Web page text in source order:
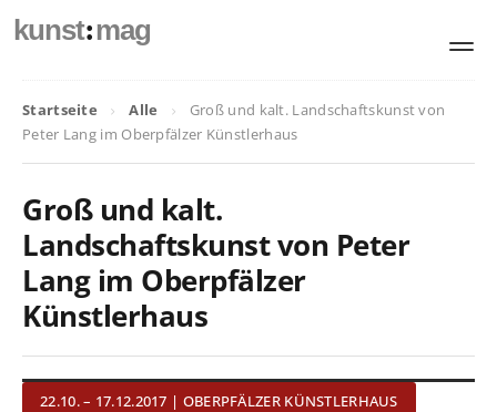
kunst:mag
Startseite Alle
Groß und kalt. Landschaftskunst von
Peter Lang im Oberpfälzer Künstlerhaus
Groß und kalt.
Landschaftskunst von Peter
Lang im Oberpfälzer
Künstlerhaus
22.10. – 17.12.2017 | OBERPFÄLZER KÜNSTLERHAUS